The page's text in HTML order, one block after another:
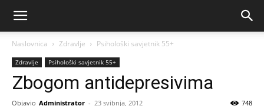
Naslovnica Zdravlje Psihološki savjetnik 55+
Zdravlje Psihološki savjetnik 55+
Zbogom antidepresivima
Objavio Administrator - 23 svibnja, 2012 748